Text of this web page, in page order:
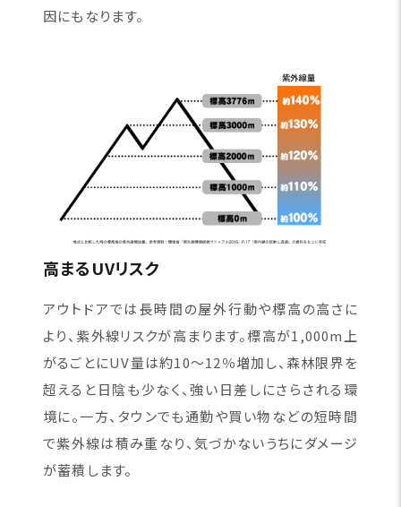
因にもなります。
高まるUVリスク
アウトドアでは長時間の屋外行動や標高の高さに
より、紫外線リスクが高まります。標高が1,000m上
がるごとにUV量は約10〜12％増加し、森林限界を
超えると日陰も少なく、強い日差しにさらされる環
境に。一方、タウンでも通勤や買い物などの短時間
で紫外線は積み重なり、気づかないうちにダメージ
が蓄積します。